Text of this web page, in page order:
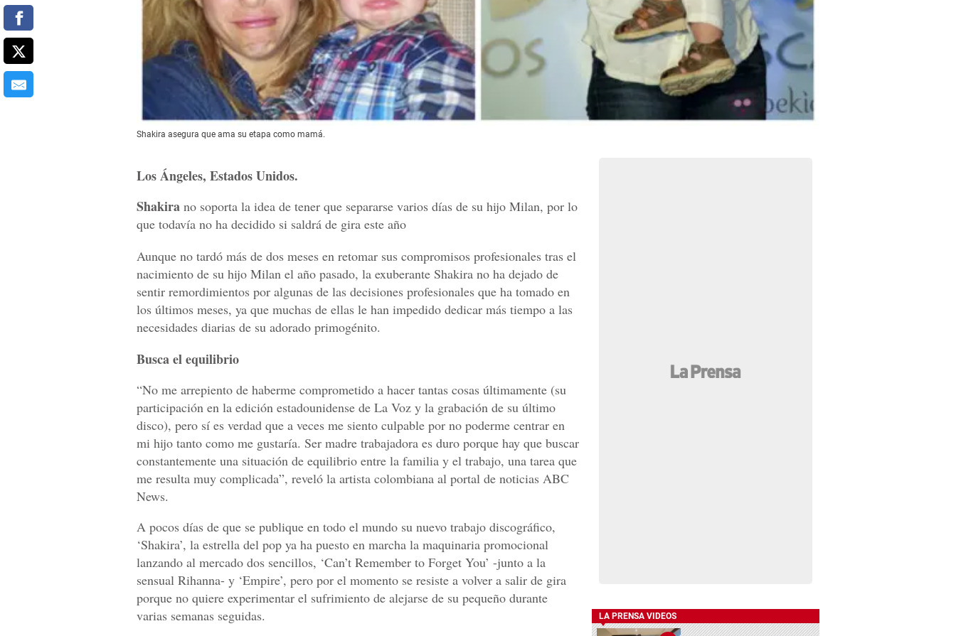
Shakira asegura que ama su etapa como mamá.
Los Ángeles, Estados Unidos.
Shakira no soporta la idea de tener que separarse varios días de su hijo Milan, por lo
que todavía no ha decidido si saldrá de gira este año
Aunque no tardó más de dos meses en retomar sus compromisos profesionales tras el
nacimiento de su hijo Milan el año pasado, la exuberante Shakira no ha dejado de
sentir remordimientos por algunas de las decisiones profesionales que ha tomado en
los últimos meses, ya que muchas de ellas le han impedido dedicar más tiempo a las
necesidades diarias de su adorado primogénito.
Busca el equilibrio
“No me arrepiento de haberme comprometido a hacer tantas cosas últimamente (su
participación en la edición estadounidense de La Voz y la grabación de su último
disco), pero sí es verdad que a veces me siento culpable por no poderme centrar en
mi hijo tanto como me gustaría. Ser madre trabajadora es duro porque hay que buscar
constantemente una situación de equilibrio entre la familia y el trabajo, una tarea que
me resulta muy complicada”, reveló la artista colombiana al portal de noticias ABC
News.
A pocos días de que se publique en todo el mundo su nuevo trabajo discográfico,
‘Shakira’, la estrella del pop ya ha puesto en marcha la maquinaria promocional
lanzando al mercado dos sencillos, ‘Can’t Remember to Forget You’ -junto a la
sensual Rihanna- y ‘Empire’, pero por el momento se resiste a volver a salir de gira
porque no quiere experimentar el sufrimiento de alejarse de su pequeño durante
varias semanas seguidas.
LA PRENSA VIDEOS